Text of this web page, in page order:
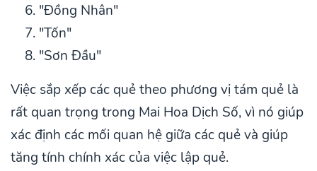
"Đồng Nhân"
"Tốn"
"Sơn Đầu"
Việc sắp xếp các quẻ theo phương vị tám quẻ là
rất quan trọng trong Mai Hoa Dịch Số, vì nó giúp
xác định các mối quan hệ giữa các quẻ và giúp
tăng tính chính xác của việc lập quẻ.